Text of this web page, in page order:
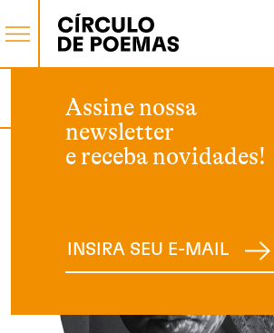
Assine nossa
newsletter
e receba novidades!